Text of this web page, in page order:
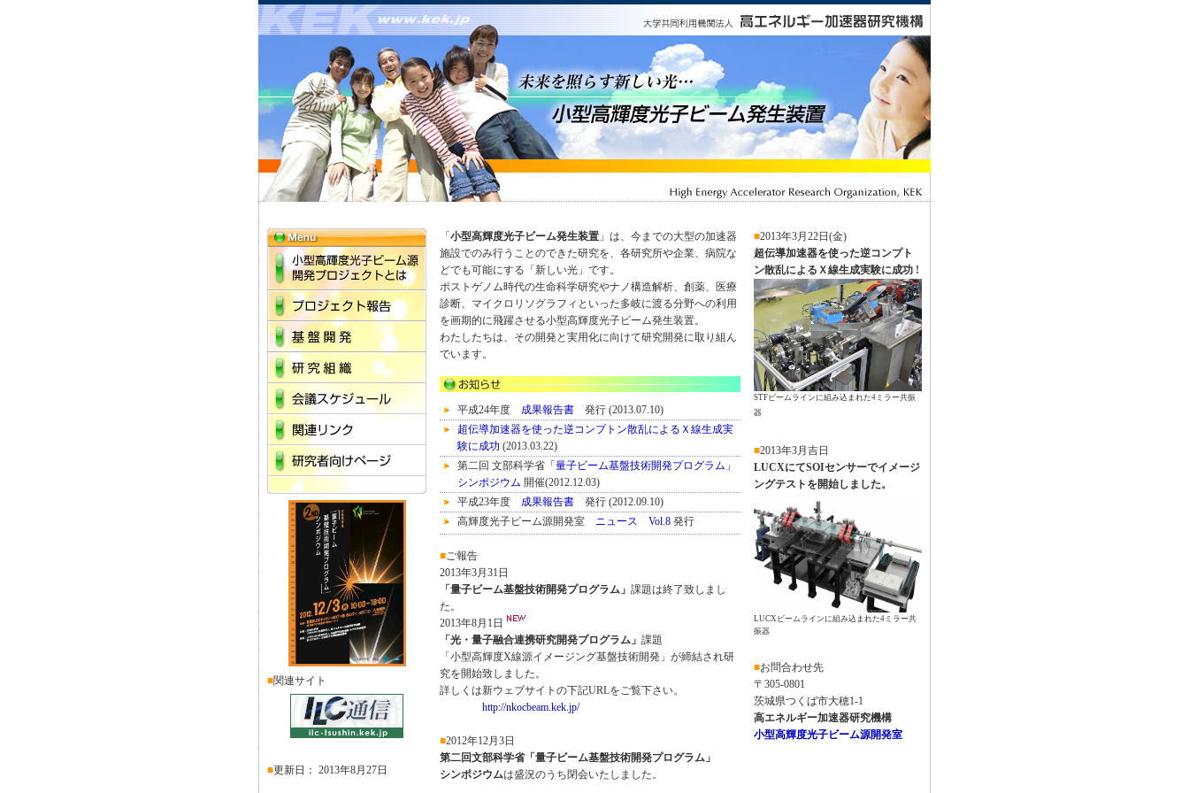
■関連サイト
■更新日： 2013年8月27日
「 小型高輝度光子ビーム発生装置 」は、今までの大型の加速器
施設でのみ行うことのできた研究を、各研究所や企業、病院な
どでも可能にする「新しい光」です。
ポストゲノム時代の生命科学研究やナノ構造解析、創薬、医療
診断、マイクロリソグラフィといった多岐に渡る分野への利用
を画期的に飛躍させる小型高輝度光子ビーム発生装置。
わたしたちは、その開発と実用化に向けて研究開発に取り組ん
でいます。
平成24年度 成果報告書 発行 (2013.07.10)
超伝導加速器を使った逆コンプトン散乱によるＸ線生成実
験に成功 (2013.03.22)
第二回 文部科学省 「量子ビーム基盤技術開発プログラム」
シンポジウム 開催(2012.12.03)
平成23年度 成果報告書 発行 (2012.09.10)
高輝度光子ビーム源開発室 ニュース Vol.8 発行
（2012.06.08）
公式プレス発表 (2012.05.29
「大強度電子ビームの超伝導加速を実現」
第2回 共同レーザー打ち合せ開催（2012.05.20）
STF加速器 ビーム加速に成功！
1msフラットビーム取り出し成功！ （2012.03.22）
第９回 高輝度・RF電子銃研究会開催（2012.03.08-09）
電子ビームの生成テストに成功！
第1回 共同レーザー打ち合せ開催 (2012.01.24)
高輝度光子ビーム源開発室
平成22年度
高輝度光子ビーム源開発室
ニュース Vol.6
発行
（2011.03.25）
■ご報告
2013年3月31日
「量子ビーム基盤技術開発プログラム」 課題は終了致しまし
た。
2013年8月1日
「光・量子融合連携研究開発プログラム」 課題
「小型高輝度X線源イメージング基盤技術開発」が締結され研
究を開始致しました。
詳しくは新ウェブサイトの下記URLをご覧下さい。
http://nkocbeam.kek.jp/
■2012年12月3日
第二回文部科学省「量子ビーム基盤技術開発プログラム」
シンポジウムは盛況のうち閉会いたしました。
■2013年3月22日(金)
超伝導加速器を使った逆コンプト
ン散乱によるＸ線生成実験に成功 !
STFビームラインに組み込まれた4ミラー共振
器
■2013年3月吉日
LUCXにてSOIセンサーでイメージ
ングテストを開始しました。
LUCXビームラインに組み込まれた4ミラー共
振器
■お問合わせ先
〒305-0801
茨城県つくば市大穂1-1
高エネルギー加速器研究機構
小型高輝度光子ビーム源開発室